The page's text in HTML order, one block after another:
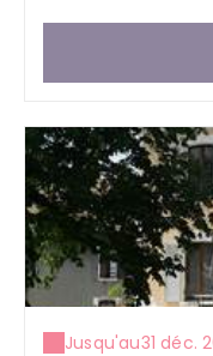
Jusqu'au31 déc.